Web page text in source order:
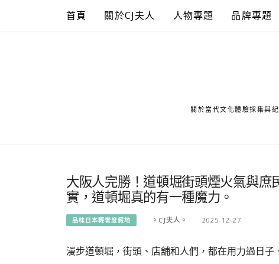
首頁 關於CJ夫人 人物專題 品牌專題
關於當代文化體驗採集與
大阪人完勝！道頓堀街頭煙火氣與
實，道頓堀真的有一種魔力。
品味日本輕奢度假地 。CJ夫人。 2025-12-27
漫步道頓堀，街頭、店舖和人們，都在用力過日子